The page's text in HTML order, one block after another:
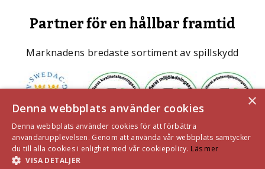
Partner för en hållbar framtid
Marknadens bredaste sortiment av spillskydd
×
Denna webbplats använder cookies
Denna webbplats använder cookies för att förbättra
användarupplevelsen. Genom att använda vår webbplats samtycker
du till alla cookies i enlighet med vår cookiepolicy. Läs mer
VISA DETALJER